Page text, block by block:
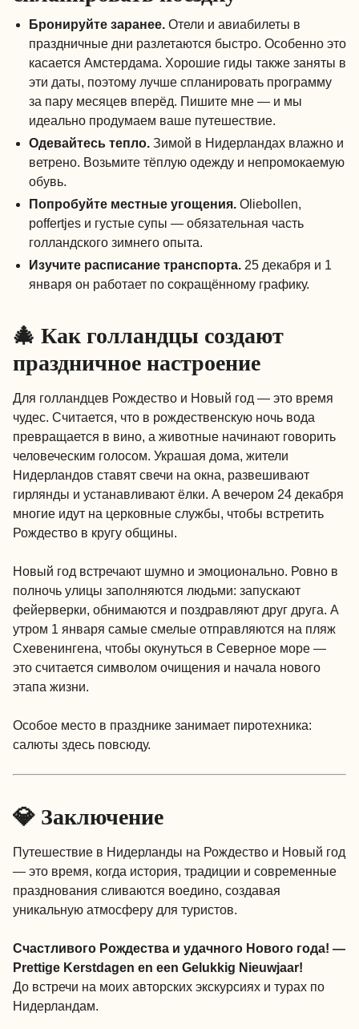
Бронируйте заранее. Отели и авиабилеты в
праздничные дни разлетаются быстро. Особенно это
касается Амстердама. Хорошие гиды также заняты в
эти даты, поэтому лучше спланировать программу
за пару месяцев вперёд. Пишите мне — и мы
идеально продумаем ваше путешествие.
Одевайтесь тепло. Зимой в Нидерландах влажно и
ветрено. Возьмите тёплую одежду и непромокаемую
обувь.
Попробуйте местные угощения. Oliebollen,
poffertjes и густые супы — обязательная часть
голландского зимнего опыта.
Изучите расписание транспорта. 25 декабря и 1
января он работает по сокращённому графику.
🎄 Как голландцы создают
праздничное настроение
Для голландцев Рождество и Новый год — это время
чудес. Считается, что в рождественскую ночь вода
превращается в вино, а животные начинают говорить
человеческим голосом. Украшая дома, жители
Нидерландов ставят свечи на окна, развешивают
гирлянды и устанавливают ёлки. А вечером 24 декабря
многие идут на церковные службы, чтобы встретить
Рождество в кругу общины.
Новый год встречают шумно и эмоционально. Ровно в
полночь улицы заполняются людьми: запускают
фейерверки, обнимаются и поздравляют друг друга. А
утром 1 января самые смелые отправляются на пляж
Схевенингена, чтобы окунуться в Северное море —
это считается символом очищения и начала нового
этапа жизни.
Особое место в празднике занимает пиротехника:
салюты здесь повсюду.
💎 Заключение
Путешествие в Нидерланды на Рождество и Новый год
— это время, когда история, традиции и современные
празднования сливаются воедино, создавая
уникальную атмосферу для туристов.
Счастливого Рождества и удачного Нового года! —
Prettige Kerstdagen en een Gelukkig Nieuwjaar!
До встречи на моих авторских экскурсиях и турах по
Нидерландам.